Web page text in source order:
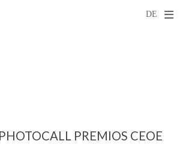
PREMIOS CEOE